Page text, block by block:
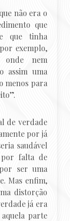
não era o
que
que tinha
exemplo,
onde nem
assim uma
menos para
de verdade
por já
saudável
por falta de
ser uma
Mas enfim,
distorção
já era
parte